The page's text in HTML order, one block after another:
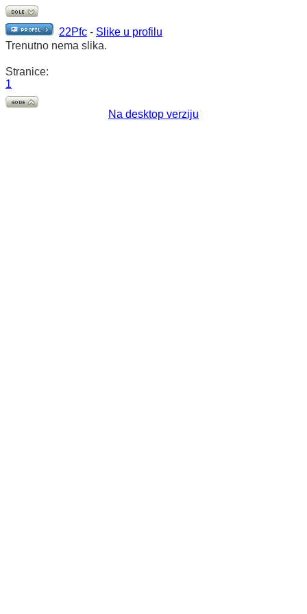
22Pfc - Slike u profilu
Trenutno nema slika.
Stranice:
1
Na desktop verziju